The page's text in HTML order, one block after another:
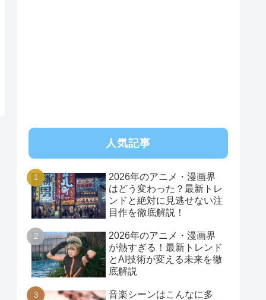
人気記事
2026年のアニメ・漫画界
はどう変わった？最新トレ
ンドと絶対に見逃せない注
目作を徹底解説！
2026年のアニメ・漫画界
が熱すぎる！最新トレンド
とAI技術が変える未来を徹
底解説
音楽シーンはこんなに多